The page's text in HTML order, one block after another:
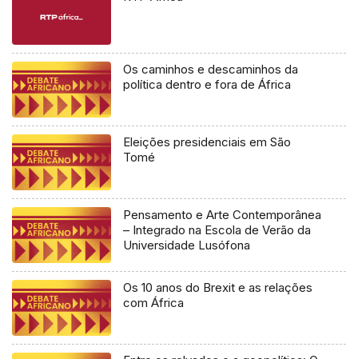
Os caminhos e descaminhos da
política dentro e fora de África
Eleições presidenciais em São
Tomé
Pensamento e Arte Contemporânea
– Integrado na Escola de Verão da
Universidade Lusófona
Os 10 anos do Brexit e as relações
com África